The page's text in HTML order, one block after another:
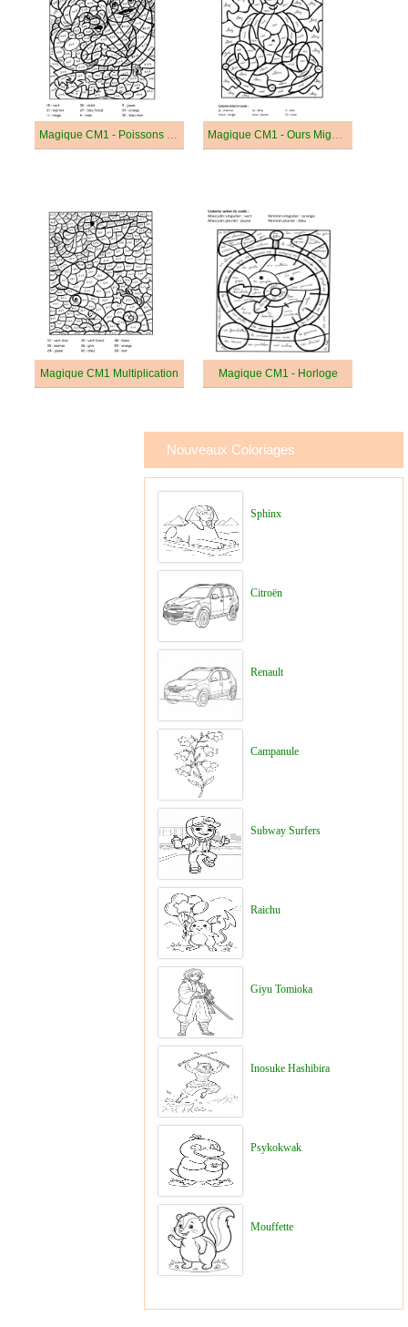
Magique CM1 - Poissons Mignons Magique CM1 - Ours Mignon
Magique CM1 Multiplication Magique CM1 - Horloge
Nouveaux Coloriages
Sphinx
Citroën
Renault
Campanule
Subway Surfers
Raichu
Giyu Tomioka
Inosuke Hashibira
Psykokwak
Mouffette